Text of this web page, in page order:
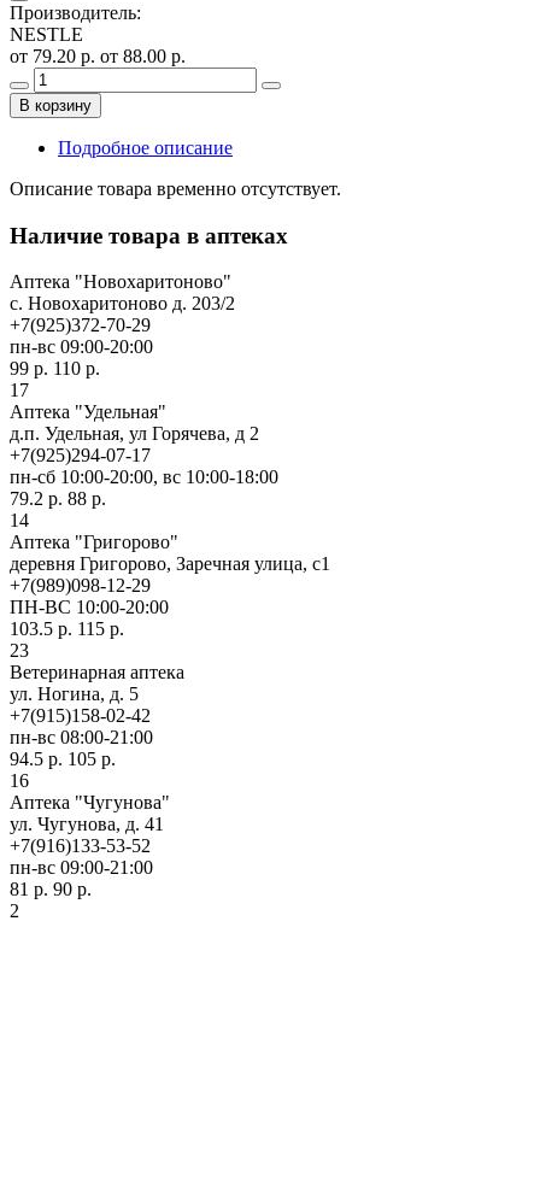
Производитель:
NESTLE
от 79.20 р. от 88.00 р.
В корзину
Подробное описание
Описание товара временно отсутствует.
Наличие товара в аптеках
Аптека "Новохаритоново"
c. Новохаритоново д. 203/2
+7(925)372-70-29
пн-вс 09:00-20:00
99 р. 110 р.
17
Аптека "Удельная"
д.п. Удельная, ул Горячева, д 2
+7(925)294-07-17
пн-сб 10:00-20:00, вс 10:00-18:00
79.2 р. 88 р.
14
Аптека "Григорово"
деревня Григорово, Заречная улица, с1
+7(989)098-12-29
ПН-ВС 10:00-20:00
103.5 р. 115 р.
23
Ветеринарная аптека
ул. Ногина, д. 5
+7(915)158-02-42
пн-вс 08:00-21:00
94.5 р. 105 р.
16
Аптека "Чугунова"
ул. Чугунова, д. 41
+7(916)133-53-52
пн-вс 09:00-21:00
81 р. 90 р.
2